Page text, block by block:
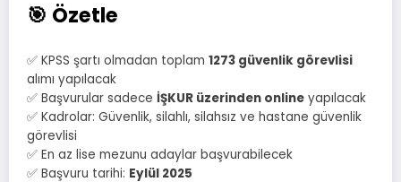
🎯 Özetle
✅ KPSS şartı olmadan toplam 1273 güvenlik görevlisi
alımı yapılacak
✅ Başvurular sadece İŞKUR üzerinden online yapılacak
✅ Kadrolar: Güvenlik, silahlı, silahsız ve hastane güvenlik
görevlisi
✅ En az lise mezunu adaylar başvurabilecek
✅ Başvuru tarihi: Eylül 2025